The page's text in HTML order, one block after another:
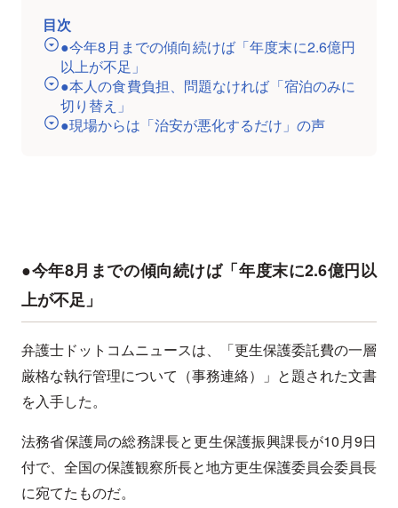
目次
●今年8月までの傾向続けば「年度末に2.6億円
以上が不足」
●本人の食費負担、問題なければ「宿泊のみに
切り替え」
●現場からは「治安が悪化するだけ」の声
●今年8月までの傾向続けば「年度末に2.6億円以
上が不足」
弁護士ドットコムニュースは、「更生保護委託費の一層
厳格な執行管理について（事務連絡）」と題された文書
を入手した。
法務省保護局の総務課長と更生保護振興課長が10月9日
付で、全国の保護観察所長と地方更生保護委員会委員長
に宛てたものだ。